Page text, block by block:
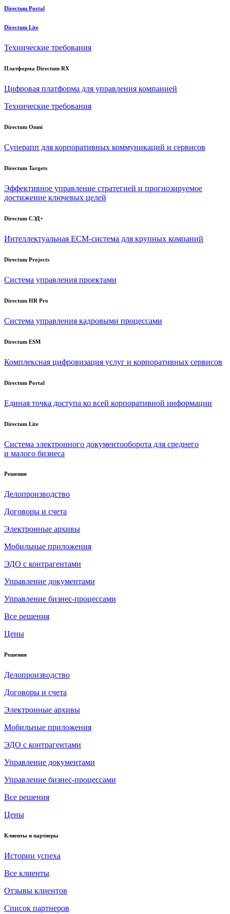
Directum Portal
Directum Lite
Технические требования
Платформа Directum RX
Цифровая платформа для управления компанией
Технические требования
Directum Omni
Суперапп для корпоративных коммуникаций и сервисов
Directum Targets
Эффективное управление стратегией и прогнозируемое
достижение ключевых целей
Directum СЭД+
Интеллектуальная ECM-система для крупных компаний
Directum Projects
Система управления проектами
Directum HR Pro
Система управления кадровыми процессами
Directum ESM
Комплексная цифровизация услуг и корпоративных сервисов
Directum Portal
Единая точка доступа ко всей корпоративной информации
Directum Lite
Система электронного документооборота для среднего
и малого бизнеса
Решения
Делопроизводство
Договоры и счета
Электронные архивы
Мобильные приложения
ЭДО с контрагентами
Управление документами
Управление бизнес-процессами
Все решения
Цены
Решения
Делопроизводство
Договоры и счета
Электронные архивы
Мобильные приложения
ЭДО с контрагентами
Управление документами
Управление бизнес-процессами
Все решения
Цены
Клиенты и партнеры
Истории успеха
Все клиенты
Отзывы клиентов
Список партнеров